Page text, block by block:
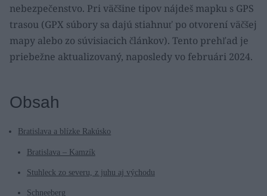
nebezpečenstvo. Pri väčšine tipov nájdeš mapku s GPS
trasou (GPX súbory sa dajú stiahnuť po otvorení väčšej
mapy alebo zo súvisiacich článkov). Tento prehľad je
priebežne aktualizovaný, naposledy vo februári 2024.
Obsah
Bratislava a blízke Rakúsko
Bratislava – Kamzík
Stuhleck zo severu, z juhu aj východu
Schneeberg